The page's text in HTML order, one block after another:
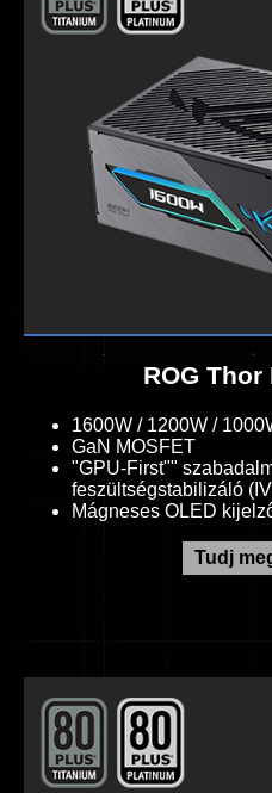
ROG
1600W / 1200W /
GaN MOSFET
"GPU-First""
feszültségstabilizáló
Mágneses OLED
Tudj